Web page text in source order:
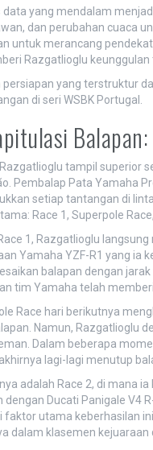
data yang mendalam
dan perubahan cuaca
untuk merancang
Razgatlioglu
persiapan yang terstruktur
di seri WSBK Portugal.
tampil superior
Pembalap Pata Yamaha
setiap tantangan di
Race 1, Superpole
1, Razgatlioglu
Yamaha YZF-R1 yang ia
balapan dengan
tim Yamaha telah
Race hari berikutnya
Namun, Razgatlioglu
Dalam beberapa
lagi-lagi menutup
adalah Race 2, di mana
dengan Ducati Panigale V4
faktor utama keberhasilan
dalam klasemen kejuaraan